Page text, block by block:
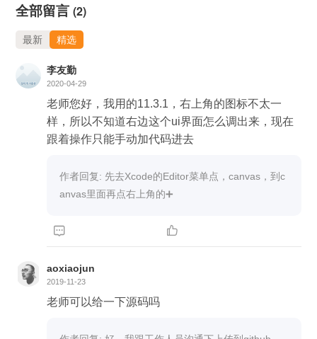
全部留言 (2)
最新 精选
李友勤
2020-04-29
老师您好，我用的11.3.1，右上角的图标不太一
样，所以不知道右边这个ui界面怎么调出来，现在
跟着操作只能手动加代码进去
作者回复: 先去Xcode的Editor菜单点，canvas，到c
anvas里面再点右上角的➕
 
aoxiaojun
2019-11-23
老师可以给一下源码吗